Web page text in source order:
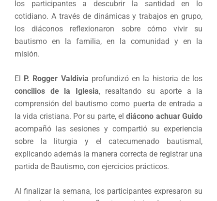
los participantes a descubrir la santidad en lo
cotidiano. A través de dinámicas y trabajos en grupo,
los diáconos reflexionaron sobre cómo vivir su
bautismo en la familia, en la comunidad y en la
misión.
El P. Rogger Valdivia profundizó en la historia de los
concilios de la Iglesia, resaltando su aporte a la
comprensión del bautismo como puerta de entrada a
la vida cristiana. Por su parte, eldiácono achuar Guido
acompañó las sesiones y compartió su experiencia
sobre la liturgia y el catecumenado bautismal,
explicando además la manera correcta de registrar una
partida de Bautismo, con ejercicios prácticos.
Al finalizar la semana, los participantes expresaron su